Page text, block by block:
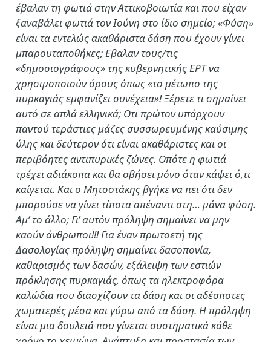
έβαλαν τη φωτιά στην Αττικοβοιωτία και που είχαν
ξαναβάλει φωτιά τον Ιούνη στο ίδιο σημείο; «Φύση»
είναι τα εντελώς ακαθάριστα δάση που έχουν γίνει
μπαρουταποθήκες; Εβαλαν τους/τις
«δημοσιογράφους» της κυβερνητικής ΕΡΤ να
χρησιμοποιούν όρους όπως «το μέτωπο της
πυρκαγιάς εμφανίζει συνέχεια»! Ξέρετε τι σημαίνει
αυτό σε απλά ελληνικά; Οτι πρώτον υπάρχουν
παντού τεράστιες μάζες συσσωρευμένης καύσιμης
ύλης και δεύτερον ότι είναι ακαθάριστες και οι
περιβόητες αντιπυρικές ζώνες. Οπότε η φωτιά
τρέχει αδιάκοπα και θα σβήσει μόνο όταν κάψει ό,τι
καίγεται. Και ο Μητσοτάκης βγήκε να πει ότι δεν
μπορούσε να γίνει τίποτα απέναντι στη… μάνα φύση.
Αμ’ το άλλο; Γι’ αυτόν πρόληψη σημαίνει να μην
καούν άνθρωποι!!! Για έναν πρωτοετή της
Δασολογίας πρόληψη σημαίνει δασοπονία,
καθαρισμός των δασών, εξάλειψη των εστιών
πρόκλησης πυρκαγιάς, όπως τα ηλεκτροφόρα
καλώδια που διασχίζουν τα δάση και οι αδέσποτες
χωματερές μέσα και γύρω από τα δάση. Η πρόληψη
είναι μια δουλειά που γίνεται συστηματικά κάθε